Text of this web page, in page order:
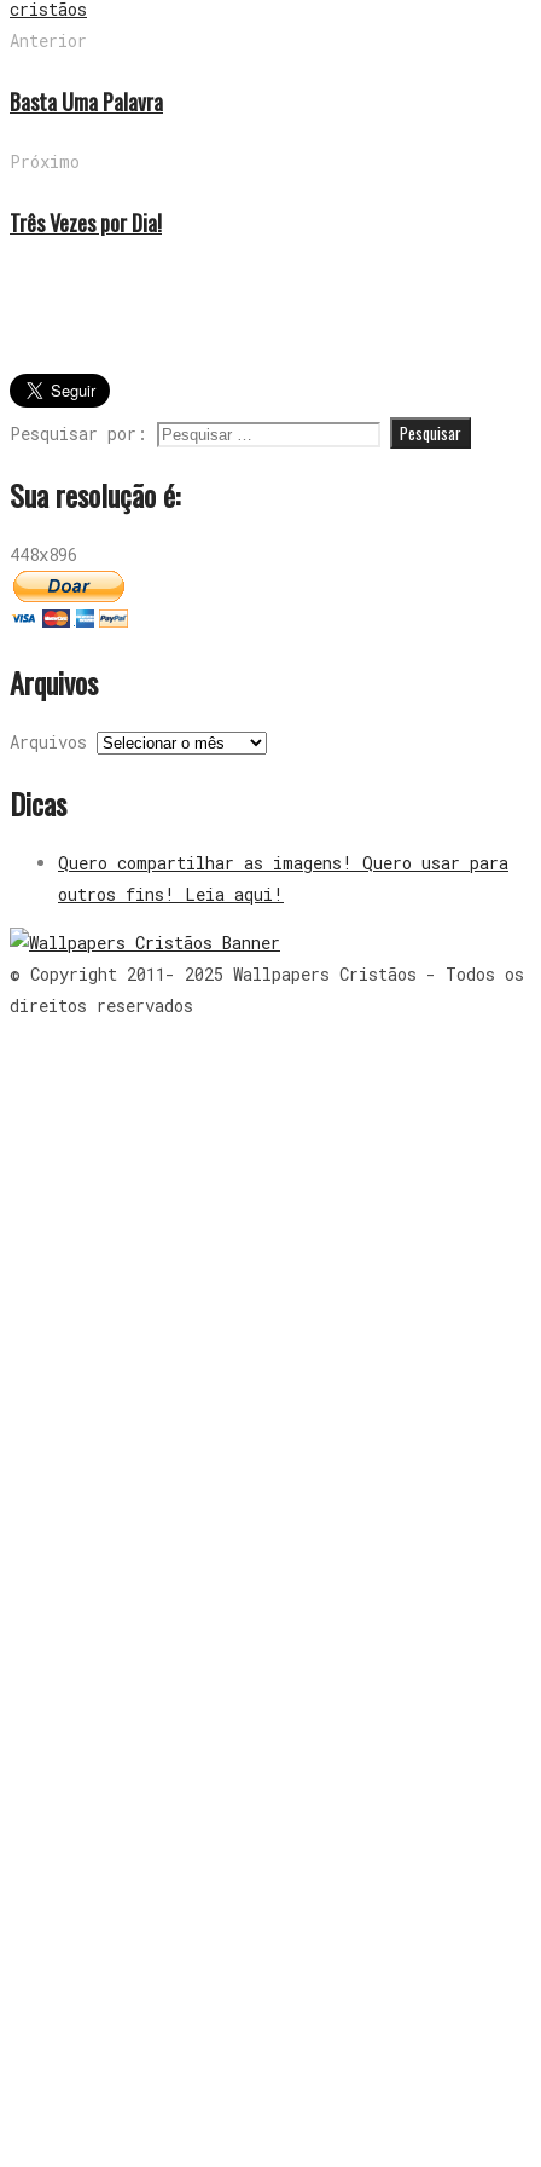
cristãos
Anterior
Basta Uma Palavra
Próximo
Três Vezes por Dia!
Pesquisar por:
Sua resolução é:
448x896
Arquivos
Arquivos
Dicas
Quero compartilhar as imagens! Quero usar para
outros fins! Leia aqui!
© Copyright 2011- 2025 Wallpapers Cristãos - Todos os
direitos reservados